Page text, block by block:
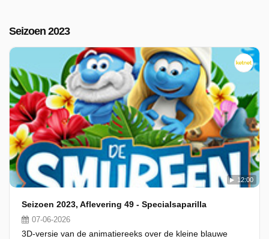
Seizoen 2023
12:00
Seizoen 2023, Aflevering 49 - Specialsaparilla
07-06-2026
3D-versie van de animatiereeks over de kleine blauwe